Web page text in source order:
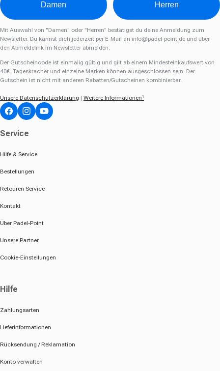
Damen Herren
Mit Auswahl von "Damen" oder "Herren" bestätigst du deine Anmeldung zum
Newsletter. Du kannst dich jederzeit per E-Mail an info@padel-point.de und über
den Abmeldelink im Newsletter abmelden.
Der Gutscheincode ist einmalig gültig und gilt ab einem Mindesteinkaufswert von
40€. Tageskracher und einzelne Marken können ausgeschlossen sein. Der
Gutschein ist nicht mit anderen Rabatten/Gutscheinen kombinierbar.
Unsere Datenschutzerklärung | Weitere Informationen¹
FacebookInstagramYouTube
Service
Hilfe & Service
Bestellungen
Retouren Service
Kontakt
Über Padel-Point
Unsere Partner
Cookie-Einstellungen
Hilfe
Zahlungsarten
Lieferinformationen
Rücksendung / Reklamation
Konto verwalten